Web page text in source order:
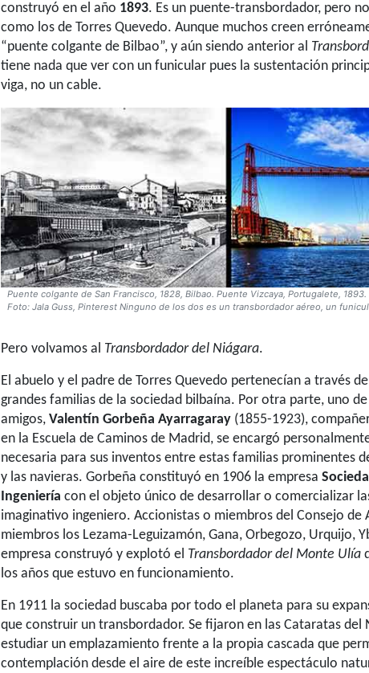
construyó en el año 1893. Es un puente-transbordador, pero
como los de Torres Quevedo. Aunque muchos creen
“puente colgante de Bilbao”, y aún siendo anterior al
tiene nada que ver con un funicular pues la sustentación
viga, no un cable.
Puente colgante de San Francisco, 1828, Bilbao. Puente Vizcaya, Portugalete,
Foto: Jala Guss, Pinterest Ninguno de los dos es un transbordador aéreo, un
Pero volvamos al Transbordador del Niágara.
El abuelo y el padre de Torres Quevedo pertenecían a través
grandes familias de la sociedad bilbaína. Por otra parte, uno
amigos, Valentín Gorbeña Ayarragaray (1855-1923),
en la Escuela de Caminos de Madrid, se encargó
necesaria para sus inventos entre estas familias prominentes
y las navieras. Gorbeña constituyó en 1906 la empresa
Ingeniería con el objeto único de desarrollar o comercializar
imaginativo ingeniero. Accionistas o miembros del Consejo
miembros los Lezama-Leguizamón, Gana, Orbegozo, Urquijo,
empresa construyó y explotó el Transbordador del Monte Ulía
los años que estuvo en funcionamiento.
En 1911 la sociedad buscaba por todo el planeta para su
que construir un transbordador. Se fijaron en las Cataratas del
estudiar un emplazamiento frente a la propia cascada que
contemplación desde el aire de este increíble espectáculo